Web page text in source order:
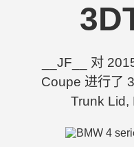
__JF__ 对
Coupe 进行了
Trunk Lid,